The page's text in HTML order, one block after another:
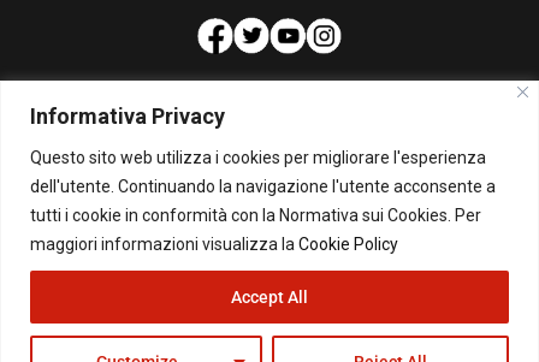
Informativa Privacy
Questo sito web utilizza i cookies per migliorare l'esperienza
dell'utente. Continuando la navigazione l'utente acconsente a
tutti i cookie in conformità con la Normativa sui Cookies. Per
maggiori informazioni visualizza la Cookie Policy
Accept All
PUBBLICITA'
Per la tua pubblicità su questo Blog:
pubblicita@beppegrillo.it
© Copyright 2026 - Il Blog di Beppe Grillo. All Rights Reserved - Powered by
happygrafic.com